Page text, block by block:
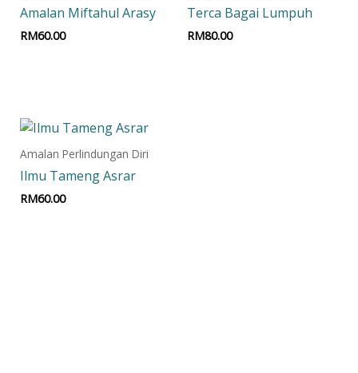
Amalan Miftahul Arasy
RM60.00
Terca Bagai Lumpuh
RM80.00
Amalan Perlindungan Diri
Ilmu Tameng Asrar
RM60.00